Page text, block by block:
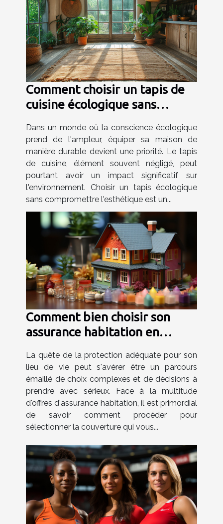
Comment choisir un tapis de
cuisine écologique sans
Dans un monde où la conscience écologique
prend de l'ampleur, équiper sa maison de
manière durable devient une priorité. Le tapis
de cuisine, élément souvent négligé, peut
pourtant avoir un impact significatif sur
l'environnement. Choisir un tapis écologique
sans compromettre l'esthétique est un...
Comment bien choisir son
assurance habitation en
La quête de la protection adéquate pour son
lieu de vie peut s'avérer être un parcours
émaillé de choix complexes et de décisions à
prendre avec sérieux. Face à la multitude
d'offres d'assurance habitation, il est primordial
de savoir comment procéder pour
sélectionner la couverture qui vous...